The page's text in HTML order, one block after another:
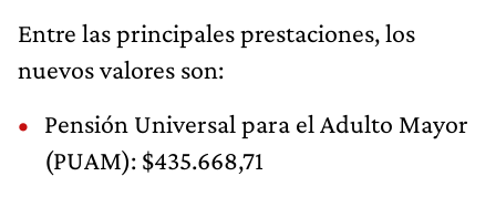
Entre las principales prestaciones, los
nuevos valores son:
Pensión Universal para el Adulto Mayor
(PUAM): $435.668,71